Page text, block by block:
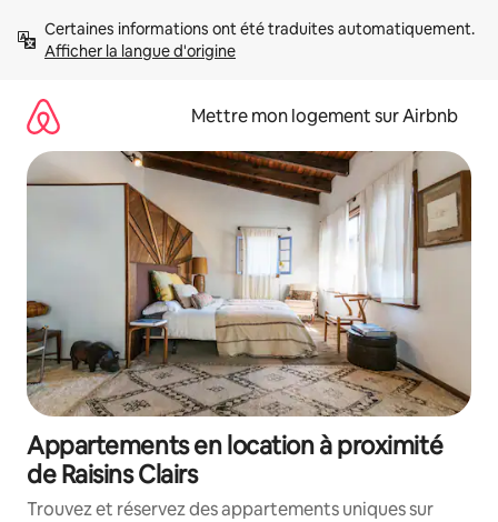
directement
Afficher la langue d'origine
Mettre mon logement sur Airbnb
Appartements en location à proximité
de Raisins Clairs
Trouvez et réservez des appartements uniques sur